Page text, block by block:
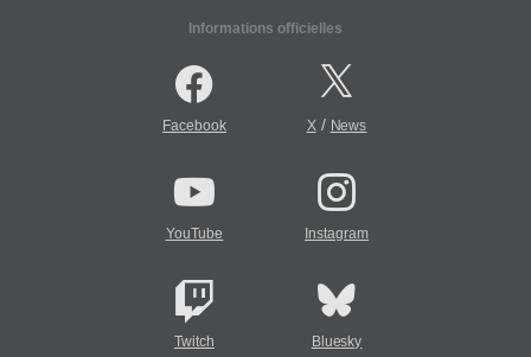
Informations officielles
Facebook X/ News
YouTube Instagram
Twitch Bluesky